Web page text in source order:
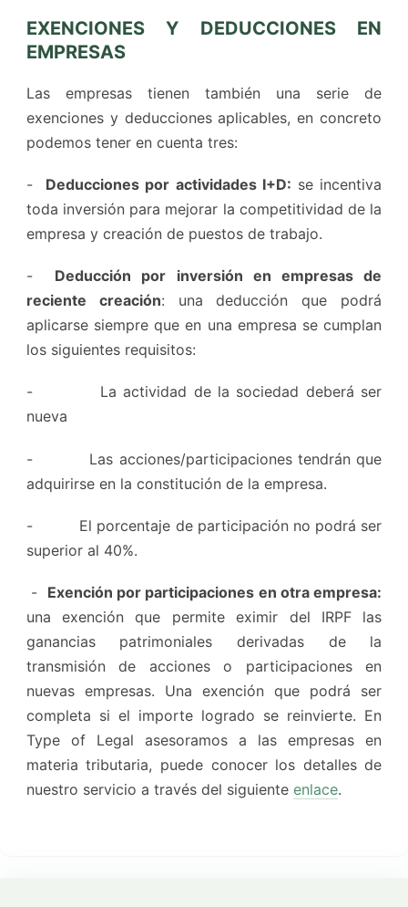
EXENCIONES Y DEDUCCIONES EN
EMPRESAS
Las empresas tienen también una serie de
exenciones y deducciones aplicables, en concreto
podemos tener en cuenta tres:
- Deducciones por actividades I+D: se incentiva
toda inversión para mejorar la competitividad de la
empresa y creación de puestos de trabajo.
- Deducción por inversión en empresas de
reciente creación: una deducción que podrá
aplicarse siempre que en una empresa se cumplan
los siguientes requisitos:
- La actividad de la sociedad deberá ser
nueva
- Las acciones/participaciones tendrán que
adquirirse en la constitución de la empresa.
- El porcentaje de participación no podrá ser
superior al 40%.
- Exención por participaciones en otra empresa:
una exención que permite eximir del IRPF las
ganancias patrimoniales derivadas de la
transmisión de acciones o participaciones en
nuevas empresas. Una exención que podrá ser
completa si el importe logrado se reinvierte. En
Type of Legal asesoramos a las empresas en
materia tributaria, puede conocer los detalles de
nuestro servicio a través del siguiente enlace.